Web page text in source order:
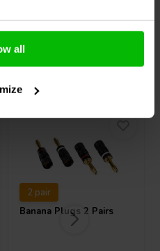
all
2 pair
Banana Plugs 2 Pairs